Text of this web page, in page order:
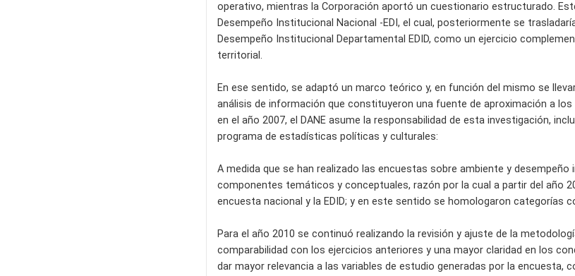
operativo, mientras la Corporación aportó un cuestionario estructurado.
Desempeño Institucional Nacional -EDI, el cual, posteriormente se
Desempeño Institucional Departamental EDID, como un ejercicio
territorial.
En ese sentido, se adaptó un marco teórico y, en función del mismo se
análisis de información que constituyeron una fuente de aproximación a
en el año 2007, el DANE asume la responsabilidad de esta investigación,
programa de estadísticas políticas y culturales:
A medida que se han realizado las encuestas sobre ambiente y
componentes temáticos y conceptuales, razón por la cual a partir del año
encuesta nacional y la EDID; y en este sentido se homologaron categorías
Para el año 2010 se continuó realizando la revisión y ajuste de la
comparabilidad con los ejercicios anteriores y una mayor claridad en los
dar mayor relevancia a las variables de estudio generadas por la